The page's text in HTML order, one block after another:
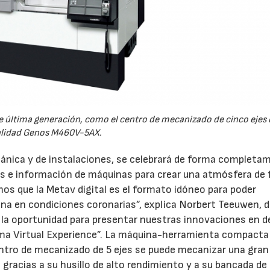
generación, como el centro de mecanizado de cinco ejes
Genos M460V-5AX.
y de instalaciones, se celebrará de forma
información de máquinas para crear una atmósfera de
que la Metav digital es el formato idóneo para poder
en condiciones coronarias”, explica Norbert Teeuwen,
oportunidad para presentar nuestras innovaciones en
Virtual Experience”. La máquina-herramienta
de mecanizado de 5 ejes se puede mecanizar una gran
a su husillo de alto rendimiento y a su bancada de